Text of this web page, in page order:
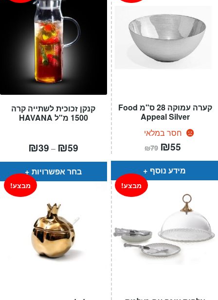
קנקן זכוכית לשתייה קרה
1500 מ"ל HAVANA
₪39 – ₪59
⁦₪39⁩
עד
בחר אפשרויות
קערה עמוקה 28 ס"מ Food
Appeal Silver
חסר במלאי
₪79 המחיר
המקורי
היה:
₪79.
₪55
הוא:
מידע נוסף
מבצע! מבצע!